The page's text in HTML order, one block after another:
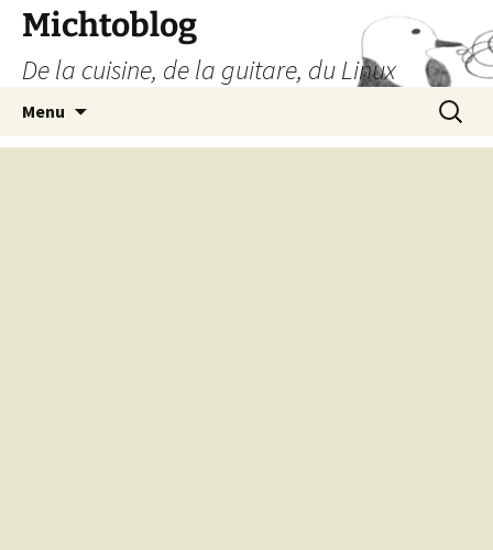
Aller
contenu
Michtoblog
De la cuisine, de la guitare, du Linux
Menu